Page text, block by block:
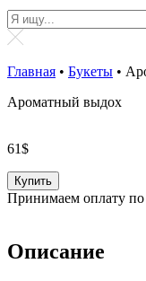
Главная • Букеты •
Ароматный выдох
61$
Купить
Принимаем оплату
Описание